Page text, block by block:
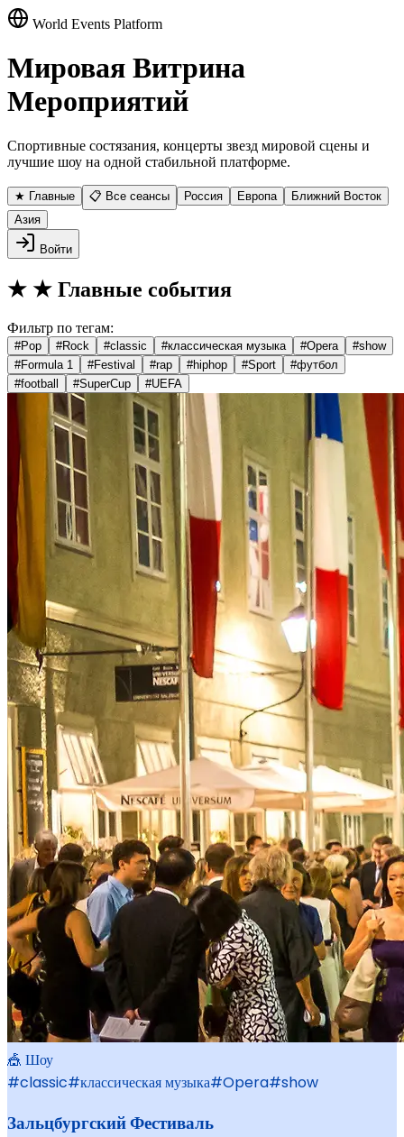
World Events Platform
Мировая Витрина
Мероприятий
Спортивные состязания, концерты звезд мировой сцены и
лучшие шоу на одной стабильной платформе.
★ Главные 📋 Все сеансы Россия Европа
Ближний Восток
Азия
Войти
★ ★ Главные события
Фильтр по тегам:
#Pop #Rock #classic #классическая музыка #Opera #show
#Formula 1 #Festival #rap #hiphop #Sport #футбол
#football #SuperCup #UEFA
🎪 Шоу
#classic#классическая музыка#Opera#show
Зальцбургский Фестиваль